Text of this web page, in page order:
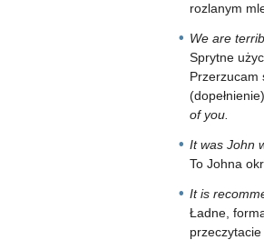
rozlanym
We are
Sprytne
Przerzucam
of you.
It was John
To Johna
It is
Ładne,